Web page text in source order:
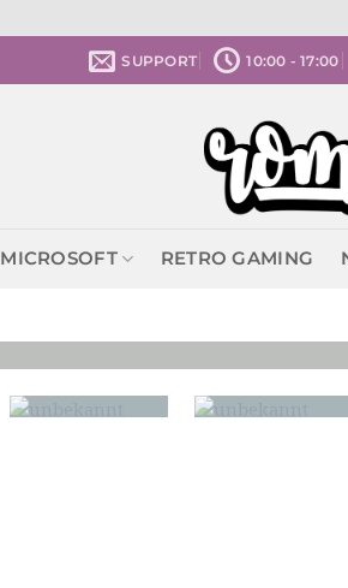
SUPPORT 10:00 - 17:00
MICROSOFT RETRO GAMING